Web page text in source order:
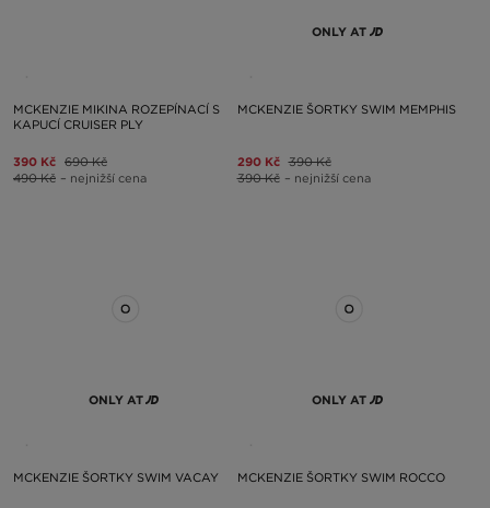
MCKENZIE MIKINA ROZEPÍNACÍ S
KAPUCÍ CRUISER PLY
390 Kč 690 Kč
490 Kč – nejnižší cena
ONLY AT
MCKENZIE ŠORTKY SWIM MEMPHIS
290 Kč 390 Kč
390 Kč – nejnižší cena
ONLY AT
MCKENZIE ŠORTKY SWIM VACAY
ONLY AT
MCKENZIE ŠORTKY SWIM ROCCO